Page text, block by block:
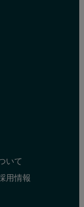
いて
用情報